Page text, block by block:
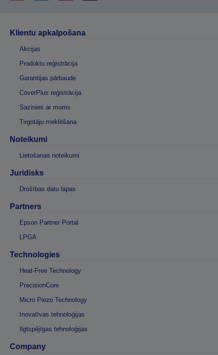
Klientu apkalpošana
Akcijas
Produktu reģistrācija
Garantijas pārbaude
CoverPlus reģistrācija
Sazinies ar mums
Tirgotāju meklēšana
Noteikumi
Lietošanas noteikumi
Juridisks
Drošības datu lapas
Partners
Epson Partner Portal
LPGA
Technologies
Heat-Free Technology
PrecisionCore
Micro Piezo Technology
Inovatīvas tehnoloģijas
Ilgtspējīgas tehnoloģijas
Company